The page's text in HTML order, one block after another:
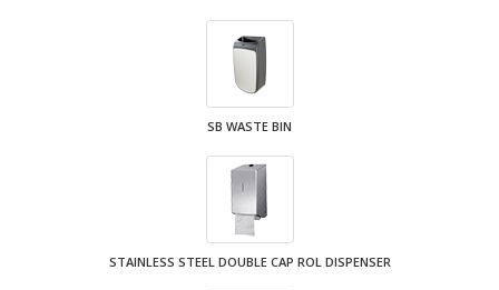
SB WASTE BIN
STAINLESS STEEL DOUBLE CAP ROL DISPENSER